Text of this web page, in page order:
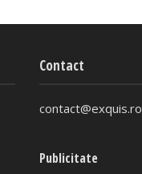
Contact
contact@exquis.ro
Publicitate